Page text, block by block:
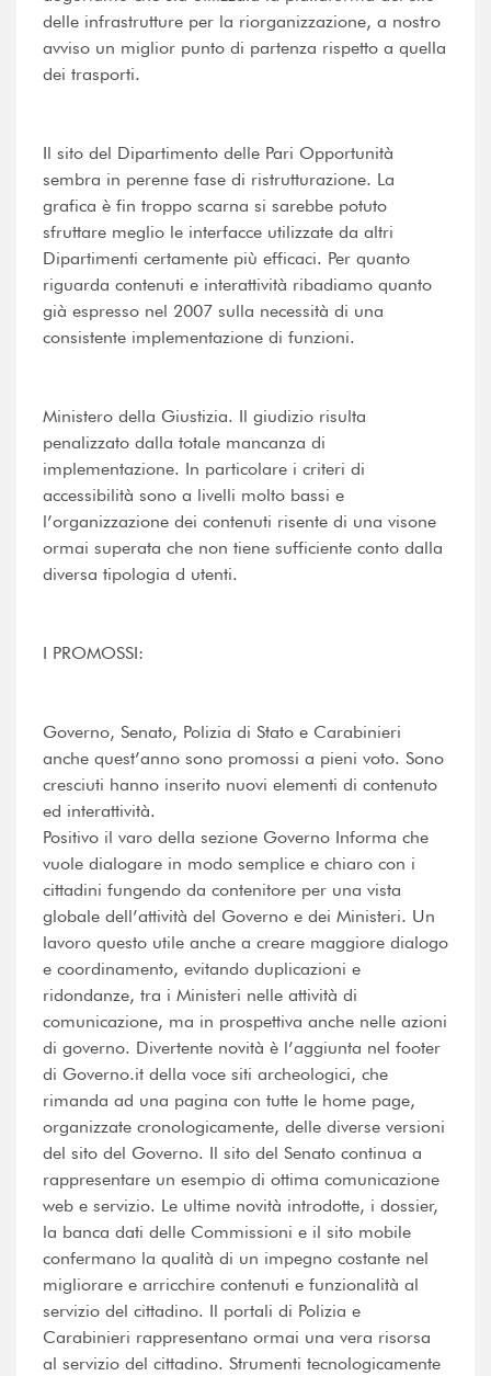
delle infrastrutture per la riorganizzazione, a nostro
avviso un miglior punto di partenza rispetto a quella
dei trasporti.
Il sito del Dipartimento delle Pari Opportunità
sembra in perenne fase di ristrutturazione. La
grafica è fin troppo scarna si sarebbe potuto
sfruttare meglio le interfacce utilizzate da altri
Dipartimenti certamente più efficaci. Per quanto
riguarda contenuti e interattività ribadiamo quanto
già espresso nel 2007 sulla necessità di una
consistente implementazione di funzioni.
Ministero della Giustizia. Il giudizio risulta
penalizzato dalla totale mancanza di
implementazione. In particolare i criteri di
accessibilità sono a livelli molto bassi e
l’organizzazione dei contenuti risente di una visone
ormai superata che non tiene sufficiente conto dalla
diversa tipologia d utenti.
I PROMOSSI:
Governo, Senato, Polizia di Stato e Carabinieri
anche quest’anno sono promossi a pieni voto. Sono
cresciuti hanno inserito nuovi elementi di contenuto
ed interattività.
Positivo il varo della sezione Governo Informa che
vuole dialogare in modo semplice e chiaro con i
cittadini fungendo da contenitore per una vista
globale dell’attività del Governo e dei Ministeri. Un
lavoro questo utile anche a creare maggiore dialogo
e coordinamento, evitando duplicazioni e
ridondanze, tra i Ministeri nelle attività di
comunicazione, ma in prospettiva anche nelle azioni
di governo. Divertente novità è l’aggiunta nel footer
di Governo.it della voce siti archeologici, che
rimanda ad una pagina con tutte le home page,
organizzate cronologicamente, delle diverse versioni
del sito del Governo. Il sito del Senato continua a
rappresentare un esempio di ottima comunicazione
web e servizio. Le ultime novità introdotte, i dossier,
la banca dati delle Commissioni e il sito mobile
confermano la qualità di un impegno costante nel
migliorare e arricchire contenuti e funzionalità al
servizio del cittadino. Il portali di Polizia e
Carabinieri rappresentano ormai una vera risorsa
al servizio del cittadino. Strumenti tecnologicamente